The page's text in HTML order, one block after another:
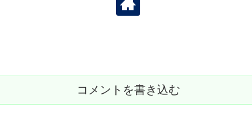
コメントを書き込む